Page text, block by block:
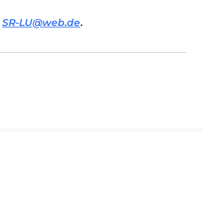
SR-LU@web.de.